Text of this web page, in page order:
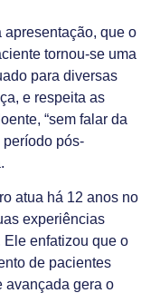
que o
tornou-se uma
para diversas
e respeita as
“sem falar da
pós-
atua há 12 anos no
experiências
enfatizou que o
de pacientes
avançada gera o